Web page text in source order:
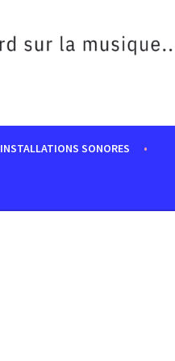
INSTALLATIONS SONORES